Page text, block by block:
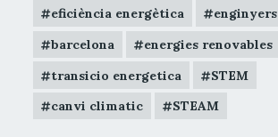
eficiència energètica
enginyers
barcelona
energies renovables
transicio energetica
STEM
canvi climatic
STEAM